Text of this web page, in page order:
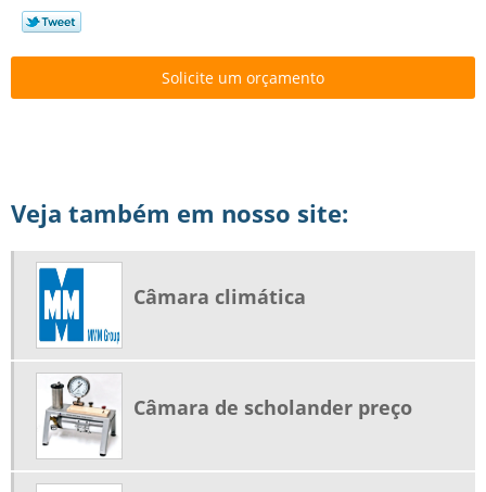
Solicite um orçamento
Veja também em nosso site:
Câmara climática
Câmara de scholander preço